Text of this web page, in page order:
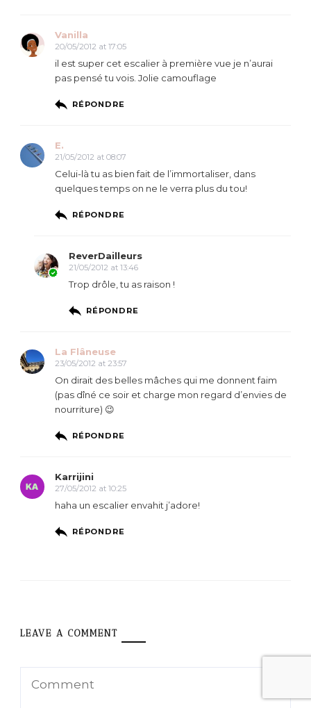
Vanilla
20/05/2012 at 17:05
il est super cet escalier à première vue je n’aurai
pas pensé tu vois. Jolie camouflage
RÉPONDRE
E.
21/05/2012 at 08:07
Celui-là tu as bien fait de l’immortaliser, dans
quelques temps on ne le verra plus du tou!
RÉPONDRE
ReverDailleurs
21/05/2012 at 13:46
Trop drôle, tu as raison !
RÉPONDRE
La Flâneuse
23/05/2012 at 23:57
On dirait des belles mâches qui me donnent faim
(pas dîné ce soir et charge mon regard d’envies de
nourriture) 😉
RÉPONDRE
Karrijini
27/05/2012 at 10:25
haha un escalier envahit j’adore!
RÉPONDRE
LEAVE A COMMENT